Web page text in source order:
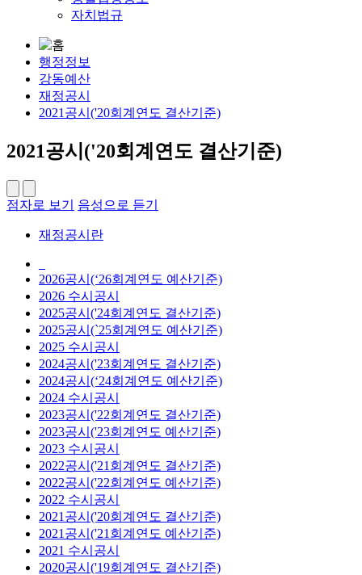
자치법규
행정정보
강동예산
재정공시
2021공시('20회계연도 결산기준)
2021공시('20회계연도 결산기준)
점자로 보기 음성으로 듣기
재정공시란
2026공시(‘26회계연도 예산기준)
2026 수시공시
2025공시('24회계연도 결산기준)
2025공시(`25회계연도 예산기준)
2025 수시공시
2024공시('23회계연도 결산기준)
2024공시(‘24회계연도 예산기준)
2024 수시공시
2023공시('22회계연도 결산기준)
2023공시('23회계연도 예산기준)
2023 수시공시
2022공시('21회계연도 결산기준)
2022공시('22회계연도 예산기준)
2022 수시공시
2021공시('20회계연도 결산기준)
2021공시('21회계연도 예산기준)
2021 수시공시
2020공시('19회계연도 결산기준)